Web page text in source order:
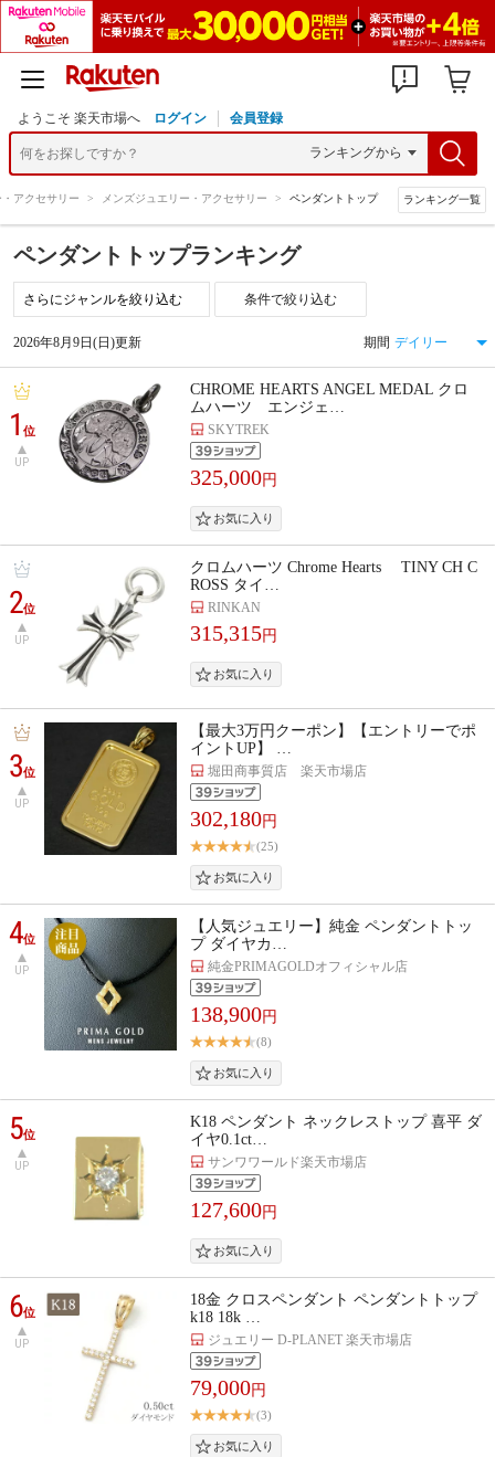
ようこそ 楽天市場へ ログイン 会員登録
アクセサリー > メンズジュエリー・アクセサリー > ペンダントトップ ランキング一覧
ペンダントトップランキング
条件で絞り込む
2026年8月9日(日)更新 期間
1位
UP
CHROME HEARTS ANGEL MEDAL クロ
ムハーツ エンジェ…
SKYTREK
325,000円
2位
UP
クロムハーツ Chrome Hearts TINY CH C
ROSS タイ…
RINKAN
315,315円
3位
UP
【最大3万円クーポン】【エントリーでポ
イントUP】 …
堀田商事質店 楽天市場店
302,180円
(25)
4位
UP
【人気ジュエリー】純金 ペンダントトッ
プ ダイヤカ…
純金PRIMAGOLDオフィシャル店
138,900円
(8)
5位
UP
K18 ペンダント ネックレストップ 喜平 ダ
イヤ0.1ct…
サンワワールド楽天市場店
127,600円
6位
UP
18金 クロスペンダント ペンダントトップ
k18 18k …
ジュエリー D-PLANET 楽天市場店
79,000円
(3)